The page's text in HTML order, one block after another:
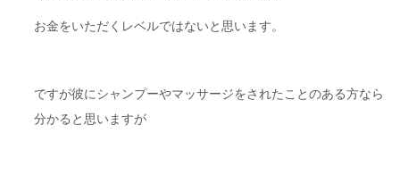
お金をいただくレベルではないと思います。
ですが彼にシャンプーやマッサージをされたことのある方なら
分かると思いますが